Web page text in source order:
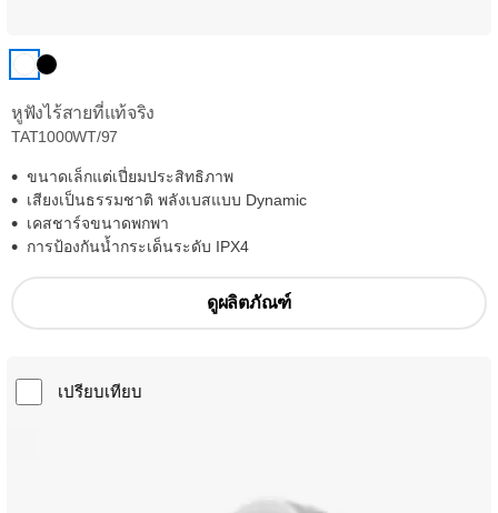
หูฟังไร้สายที่แท้จริง
TAT1000WT/97
ขนาดเล็กแต่เปี่ยมประสิทธิภาพ
เสียงเป็นธรรมชาติ พลังเบสแบบ Dynamic
เคสชาร์จขนาดพกพา
การป้องกันน้ำกระเด็นระดับ IPX4
ดูผลิตภัณฑ์
เปรียบเทียบ